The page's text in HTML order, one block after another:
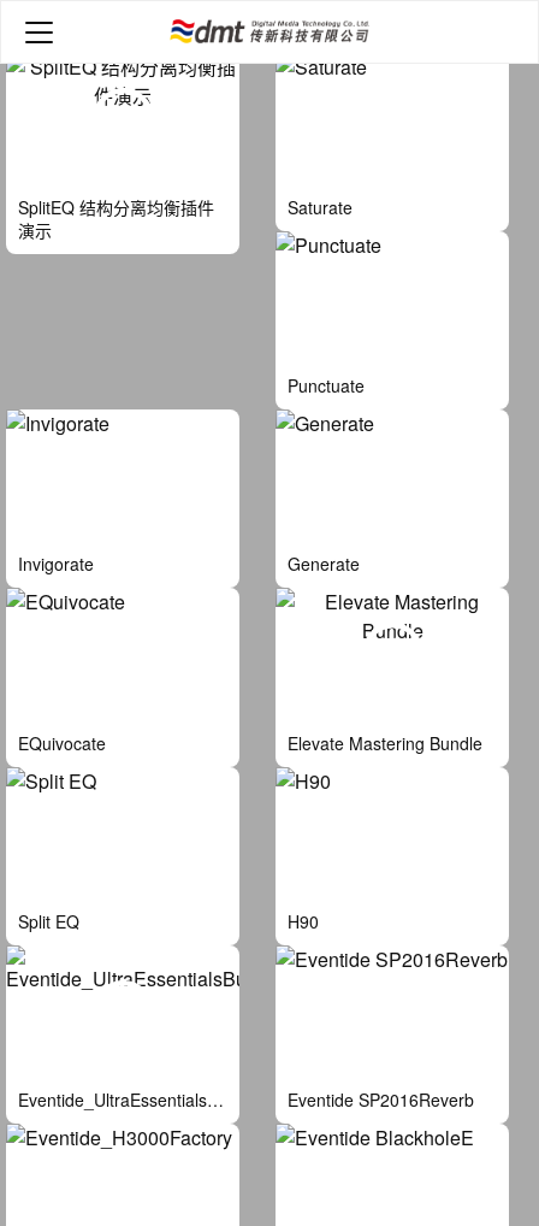
SplitEQ 结构分离均衡插件
演示
Saturate
Punctuate
Invigorate Generate
EQuivocate Elevate Mastering Bundle
Split EQ H90
Eventide_UltraEssentialsBundle Eventide SP2016Reverb